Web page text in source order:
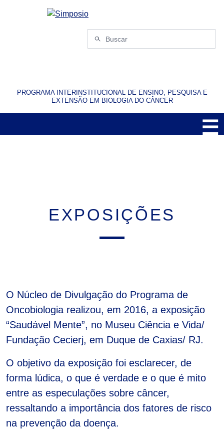
Buscar
por:
PROGRAMA INTERINSTITUCIONAL DE ENSINO, PESQUISA E
EXTENSÃO EM BIOLOGIA DO CÂNCER
☰
EXPOSIÇÕES
O Núcleo de Divulgação do Programa de
Oncobiologia realizou, em 2016, a exposição
“Saudável Mente”, no Museu Ciên­cia e Vida/
Fundação Cecierj, em Duque de Caxias/ RJ.
O objetivo da exposição foi esclarecer, de
forma lúdica, o que é verdade e o que é mito
entre as especulações sobre câncer,
ressaltando a importância dos fatores de risco
na prevenção da doença.